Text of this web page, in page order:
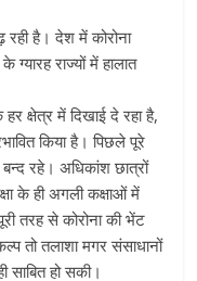
रही है। देश में कोरोना
राज्यों में हालात
क्षेत्र में दिखाई दे रहा है,
किया है। पिछले पूरे
रहे। अधिकांश छात्रों
के ही अगली कक्षाओं में
तरह से कोरोना की भेंट
तो तलाशा मगर संसाधानों
हो सकी।